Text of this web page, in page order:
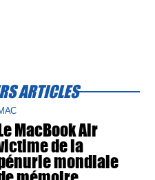
ARTICLES
MacBook Air
de la
mondiale